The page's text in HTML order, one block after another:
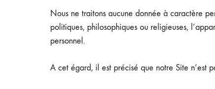
Nous ne traitons aucune donnée à caractère
politiques, philosophiques ou religieuses,
personnel.
A cet égard, il est précisé que notre Site n’est